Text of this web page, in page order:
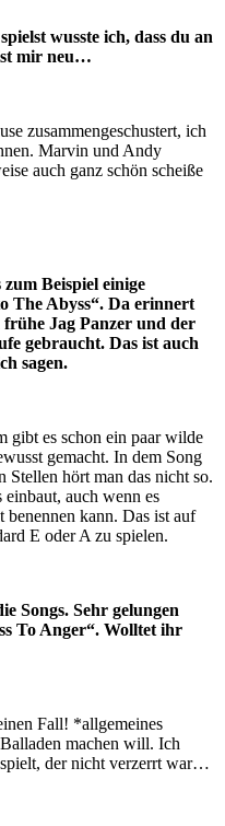
wusste ich, dass du an
mir neu…
zusammengeschustert, ich
Marvin und Andy
auch ganz schön scheiße
Beispiel einige
The Abyss“. Da erinnert
Jag Panzer und der
gebraucht. Das ist auch
sagen.
gibt es schon ein paar wilde
gemacht. In dem Song
Stellen hört man das nicht so.
auch wenn es
kann. Das ist auf
E oder A zu spielen.
Songs. Sehr gelungen
To Anger“. Wolltet ihr
Fall! *allgemeines
machen will. Ich
der nicht verzerrt war…